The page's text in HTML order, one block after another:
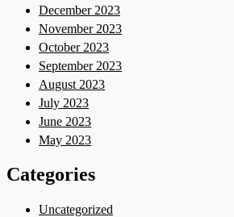
December 2023
November 2023
October 2023
September 2023
August 2023
July 2023
June 2023
May 2023
Categories
Uncategorized